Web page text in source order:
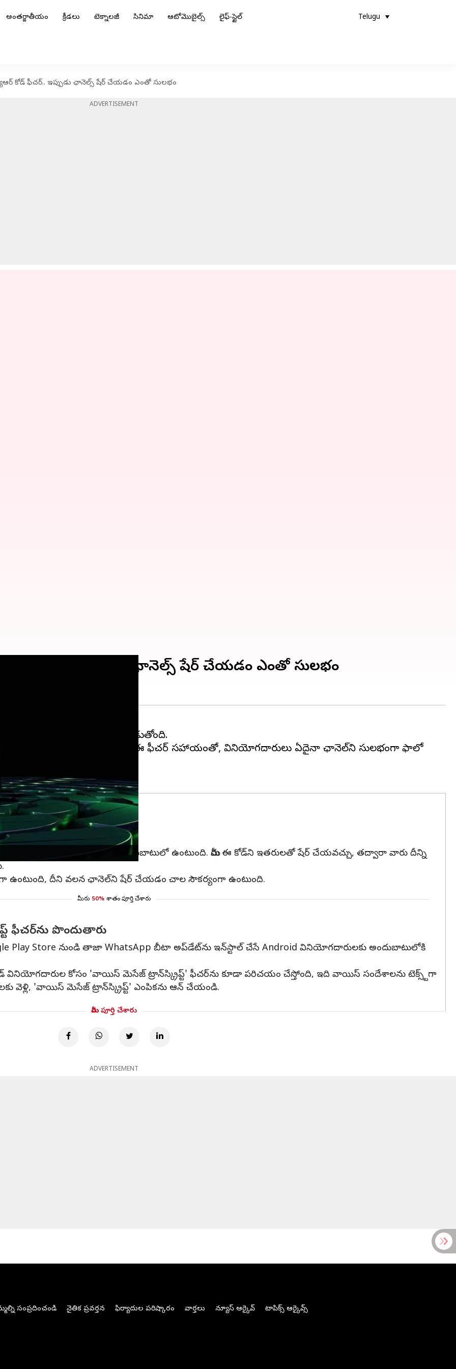
అంతర్జాతీయం క్రీడలు టెక్నాలజీ సినిమా ఆటోమొబైల్స్ లైఫ్-స్టైల్ Telugu
కోడ్ ఫీచర్‌.. ఇప్పుడు ఛానెల్స్ షేర్ చేయడం ఎంతో సులభం
ADVERTISEMENT
కోడ్ ఫీచర్‌.. ఇప్పుడు ఛానెల్స్ షేర్ చేయడం ఎంతో సులభం
కొత్త ఫీచర్లను ప్రవేశపెడుతోంది.
అనే కొత్త ఫీచర్‌ను విడుదల చేసింది. ఈ ఫీచర్ సహాయంతో, వినియోగదారులు ఏదైనా ఛానెల్‌ని సులభంగా ఫాలో
చేయవచ్చు.
పైన ఇచ్చిన షేరింగ్ ఆప్షన్‌కి వెళ్లండి.
కోడ్‌ని రూపొందించండి' ఎంపిక అందుబాటులో ఉంటుంది. మీరు ఈ కోడ్‌ని ఇతరులతో షేర్ చేయవచ్చు, తద్వారా వారు దీన్ని
ఉంటుంది, దీని వలన ఛానెల్‌ని షేర్ చేయడం చాల సౌకర్యంగా ఉంటుంది.
మీరు 50% శాతం పూర్తి చేశారు
ఫీచర్‌ను పొందుతారు
Play Store నుండి తాజా WhatsApp బీటా అప్‌డేట్‌ను ఇన్‌స్టాల్ చేసే Android వినియోగదారులకు అందుబాటులోకి
కోసం 'వాయిస్ మెసేజ్ ట్రాన్‌స్క్రిప్ట్' ఫీచర్‌ను కూడా పరిచయం చేస్తోంది, ఇది వాయిస్ సందేశాలను టెక్స్ట్‌గా
వెళ్లి, 'వాయిస్ మెసేజ్ ట్రాన్‌స్క్రిప్ట్' ఎంపికను ఆన్ చేయండి.
మీరు పూర్తి చేశారు
ADVERTISEMENT
సంప్రదించండి నైతిక ప్రవర్తన ఫిర్యాదుల పరిష్కారం వార్తలు న్యూస్ ఆర్కైవ్ టాపిక్స్ ఆర్కైవ్స్